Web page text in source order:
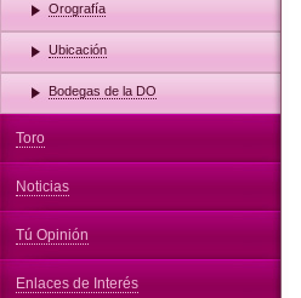
Orografía
Ubicación
Bodegas de la DO
Toro
Noticias
Tú Opinión
Enlaces de Interés